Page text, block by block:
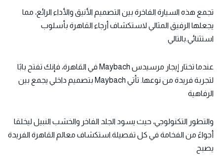
تجمع هذه السيارة الفاخرة بين التصميم الأنيق والأداء الرائع، مما
يجعلها الرفيق المثالي لاستكشاف أرجاء القاهرة بأسلوب
استثنائي.بالتالي
عندما تختار إيجار مرسيدس Maybach في القاهرة، فإنك تفتح بابًا
لتجربة فريدة من نوعها. تأتي Maybach بتصميم داخلي يجمع بين
الرفاهية
والتطور التكنولوجي، حيث يسود الجلد الفاخر والخشب النبيل ليخلقا
أجواءً من الفخامة في كل تفصيلة.استكشاف معالم القاهرة الفريدة
يصبح